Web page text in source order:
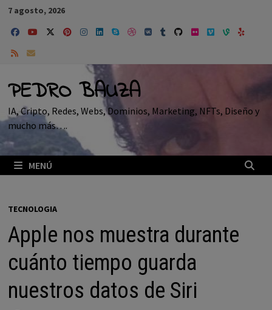
Saltar
contenido
7 agosto, 2026
PEDRO BAUZA
IA, Cripto, Redes, Webs, Dominios, Marketing, NFTs, Diseño y
mucho más….
MENÚ
TECNOLOGIA
Apple nos muestra durante
cuánto tiempo guarda
nuestros datos de Siri